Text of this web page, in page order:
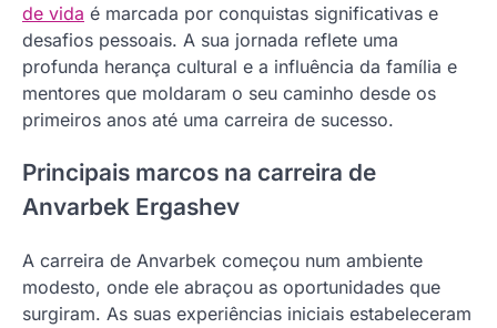
de vida é marcada por conquistas significativas e
desafios pessoais. A sua jornada reflete uma
profunda herança cultural e a influência da família e
mentores que moldaram o seu caminho desde os
primeiros anos até uma carreira de sucesso.
Principais marcos na carreira de
Anvarbek Ergashev
A carreira de Anvarbek começou num ambiente
modesto, onde ele abraçou as oportunidades que
surgiram. As suas experiências iniciais estabeleceram